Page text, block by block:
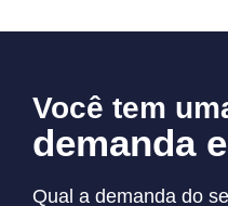
Você tem
demanda
Qual a demanda do